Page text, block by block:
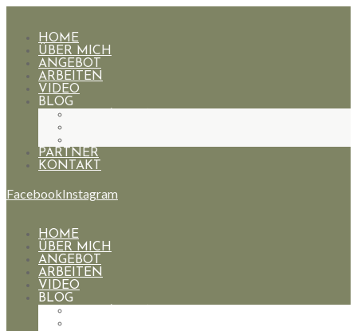
HOME
ÜBER MICH
ANGEBOT
ARBEITEN
VIDEO
BLOG
PARTNER
KONTAKT
FacebookInstagram
HOME
ÜBER MICH
ANGEBOT
ARBEITEN
VIDEO
BLOG